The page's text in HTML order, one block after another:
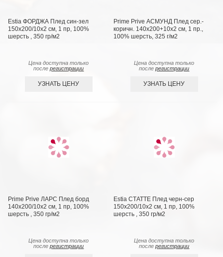
Estia ФОРДЖА Плед син-зел
150х200/10х2 см, 1 пр, 100%
шерсть , 350 гр/м2
Цена доступна только
послерегистрации
УЗНАТЬ ЦЕНУ
Prime Prive АСМУНД Плед сер.-
коричн. 140х200+10х2 см, 1 пр.,
100% шерсть, 325 г/м2
Цена доступна только
послерегистрации
УЗНАТЬ ЦЕНУ
Prime Prive ЛАРС Плед борд
140х200/10х2 см, 1 пр, 100%
шерсть , 350 гр/м2
Цена доступна только
послерегистрации
Estia СТАТТЕ Плед черн-сер
150х200/10х2 см, 1 пр, 100%
шерсть , 350 гр/м2
Цена доступна только
послерегистрации